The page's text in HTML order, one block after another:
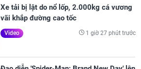
Xe tải bị lật do nổ lốp, 2.000kg cá vương
vãi khắp đường cao tốc
Video 1 giờ 27 phút trước